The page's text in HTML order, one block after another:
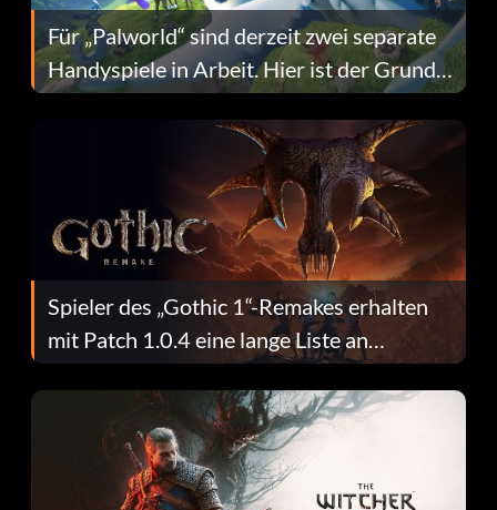
Für „Palworld“ sind derzeit zwei separate
Handyspiele in Arbeit. Hier ist der Grund
dafür.
Spieler des „Gothic 1“-Remakes erhalten
mit Patch 1.0.4 eine lange Liste an
Fehlerbehebungen